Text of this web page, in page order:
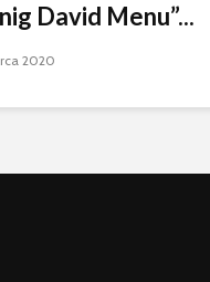
David Menu”...
2020